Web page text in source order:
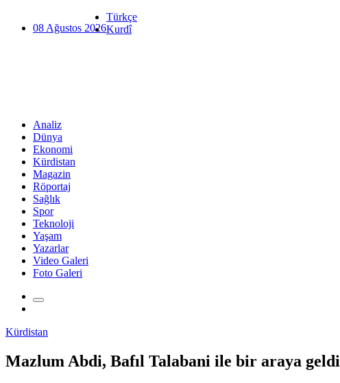
08 Ağustos 2026
Türkçe
Kurdî
Analiz
Dünya
Ekonomi
Kürdistan
Magazin
Röportaj
Sağlık
Spor
Teknoloji
Yaşam
Yazarlar
Video Galeri
Foto Galeri
Kürdistan
Mazlum Abdi, Bafıl Talabani ile bir araya geldi